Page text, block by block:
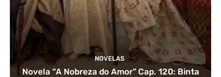
NOVELAS
Novela “A Nobreza do Amor” Cap. 120: Binta